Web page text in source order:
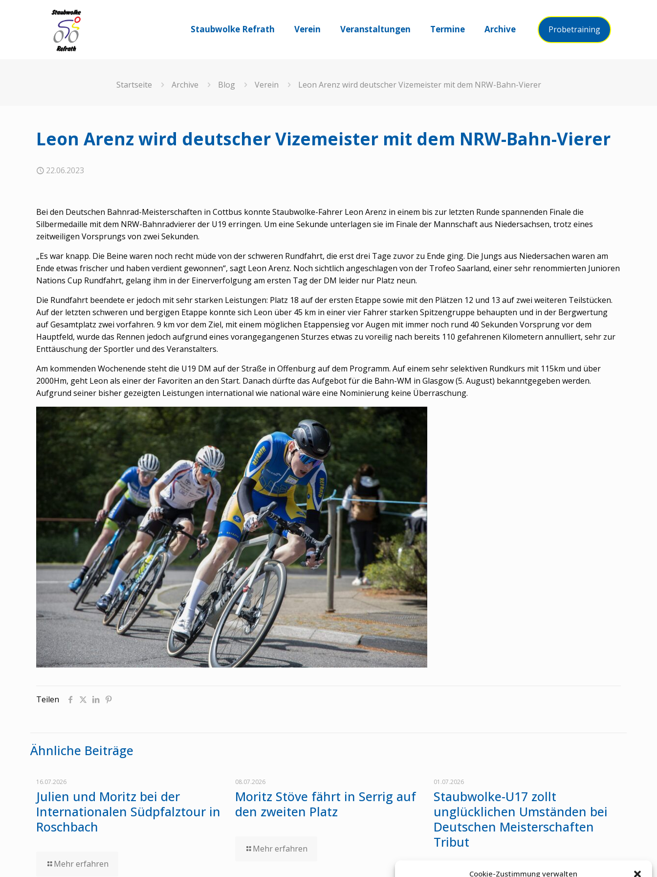
Cookie-Zustimmung verwalten
Staubwolke Refrath Verein Veranstaltungen Termine Archive Probetraining
Startseite Archive Blog Verein Leon Arenz wird deutscher Vizemeister mit dem NRW-Bahn-Vierer
Leon Arenz wird deutscher Vizemeister mit dem NRW-Bahn-Vierer
22.06.2023
Bei den Deutschen Bahnrad-Meisterschaften in Cottbus konnte Staubwolke-Fahrer Leon Arenz in einem bis zur letzten Runde spannenden Finale die
Silbermedaille mit dem NRW-Bahnradvierer der U19 erringen. Um eine Sekunde unterlagen sie im Finale der Mannschaft aus Niedersachsen, trotz eines
zeitweiligen Vorsprungs von zwei Sekunden.
„Es war knapp. Die Beine waren noch recht müde von der schweren Rundfahrt, die erst drei Tage zuvor zu Ende ging. Die Jungs aus Niedersachen waren am
Ende etwas frischer und haben verdient gewonnen“, sagt Leon Arenz. Noch sichtlich angeschlagen von der Trofeo Saarland, einer sehr renommierten Junioren
Nations Cup Rundfahrt, gelang ihm in der Einerverfolgung am ersten Tag der DM leider nur Platz neun.
Die Rundfahrt beendete er jedoch mit sehr starken Leistungen: Platz 18 auf der ersten Etappe sowie mit den Plätzen 12 und 13 auf zwei weiteren Teilstücken.
Auf der letzten schweren und bergigen Etappe konnte sich Leon über 45 km in einer vier Fahrer starken Spitzengruppe behaupten und in der Bergwertung
auf Gesamtplatz zwei vorfahren. 9 km vor dem Ziel, mit einem möglichen Etappensieg vor Augen mit immer noch rund 40 Sekunden Vorsprung vor dem
Hauptfeld, wurde das Rennen jedoch aufgrund eines vorangegangenen Sturzes etwas zu voreilig nach bereits 110 gefahrenen Kilometern annulliert, sehr zur
Enttäuschung der Sportler und des Veranstalters.
Am kommenden Wochenende steht die U19 DM auf der Straße in Offenburg auf dem Programm. Auf einem sehr selektiven Rundkurs mit 115km und über
2000Hm, geht Leon als einer der Favoriten an den Start. Danach dürfte das Aufgebot für die Bahn-WM in Glasgow (5. August) bekanntgegeben werden.
Aufgrund seiner bisher gezeigten Leistungen international wie national wäre eine Nominierung keine Überraschung.
Teilen
Ähnliche Beiträge
16.07.2026
Julien und Moritz bei der
Internationalen Südpfalztour in
Roschbach
Mehr erfahren
08.07.2026
Moritz Stöve fährt in Serrig auf
den zweiten Platz
Mehr erfahren
01.07.2026
Staubwolke-U17 zollt
unglücklichen Umständen bei
Deutschen Meisterschaften
Tribut